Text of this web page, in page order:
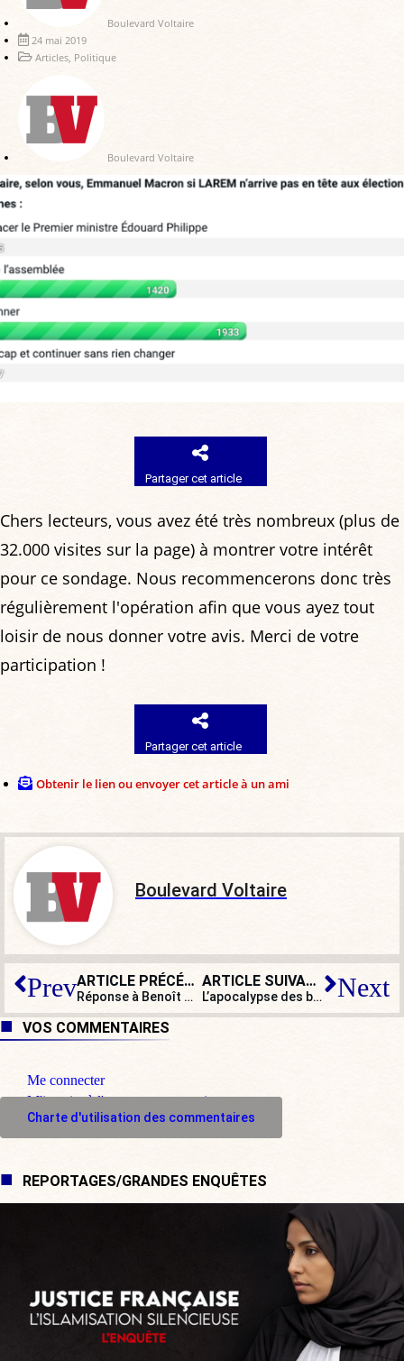
Boulevard Voltaire
24 mai 2019
Articles, Politique
Boulevard Voltaire
Partager cet article
Chers lecteurs, vous avez été très nombreux (plus de
32.000 visites sur la page) à montrer votre intérêt
pour ce sondage. Nous recommencerons donc très
régulièrement l'opération afin que vous ayez tout
loisir de nous donner votre avis. Merci de votre
participation !
Partager cet article
Obtenir le lien ou envoyer cet article à un ami
Boulevard Voltaire
Prev ARTICLE PRÉCÉDENT
Réponse à Benoît Hamon : ces immigrés-là étaient européens !
ARTICLE SUIVANT
L’apocalypse des bobos : cessons de confondre la planète avec l’humanité ! Next
VOS COMMENTAIRES
Me connecter
M'inscrire à l'espace commentaire
Charte d'utilisation des commentaires
REPORTAGES/GRANDES ENQUÊTES